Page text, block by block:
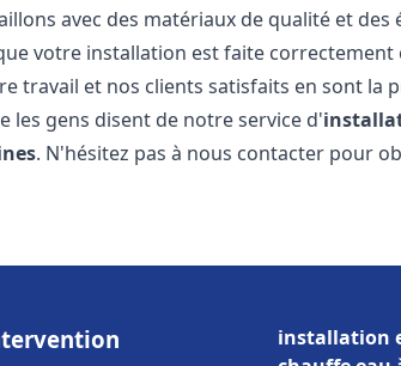
avec des matériaux de qualité et des
votre installation est faite
travail et nos clients satisfaits en sont la
les gens disent de notre service d'
. N'hésitez pas à nous contacter pour
installation